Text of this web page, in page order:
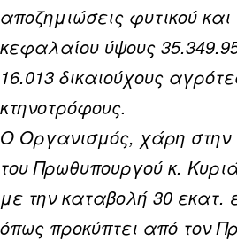
αποζημιώσεις φυτικού και
κεφαλαίου ύψους
16.013 δικαιούχους
κτηνοτρόφους.
Ο Οργανισμός, χάρη στην
του Πρωθυπουργού κ.
με την καταβολή 30 εκατ.
όπως προκύπτει από τον